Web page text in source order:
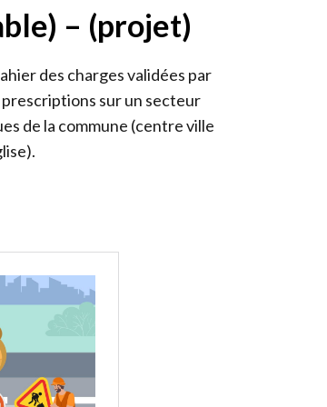
– (projet)
des charges validées par
sur un secteur
de la commune (centre ville